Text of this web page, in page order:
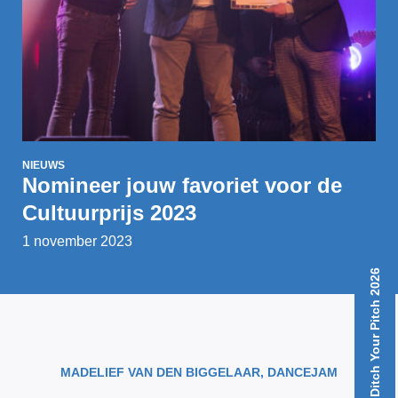
Ditch Your Pitch 2026
NIEUWS
Nomineer jouw favoriet voor de
Cultuurprijs 2023
1 november 2023
MADELIEF VAN DEN BIGGELAAR, DANCEJAM